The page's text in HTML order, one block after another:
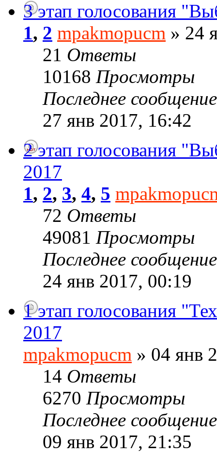
3 этап голосования
1, 2 mpakmopucm » 24
21 Ответы
10168 Просмотры
Последнее
27 янв 2017, 16:42
2 этап голосования
2017
1, 2, 3, 4, 5
72 Ответы
49081 Просмотры
Последнее
24 янв 2017, 00:19
1 этап голосования
2017
mpakmopucm » 04 янв
14 Ответы
6270 Просмотры
Последнее
09 янв 2017, 21:35